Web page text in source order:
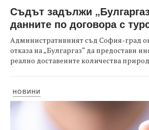
Съдът задължи
данните по договора с
Административният съд София-град
отказа на „Булгаргаз“ да предостави
реално доставените количества
НОВИНИ